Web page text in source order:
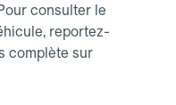
consulter le
reportez-
complète sur